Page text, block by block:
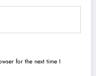
for the next time I